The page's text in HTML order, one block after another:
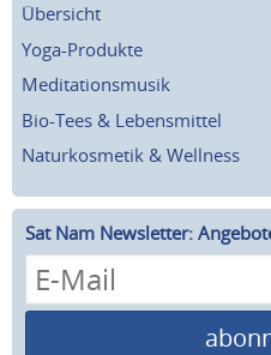
Übersicht
Yoga-Produkte
Meditationsmusik
Bio-Tees & Lebensmittel
Naturkosmetik & Wellness
Sat Nam Newsletter: